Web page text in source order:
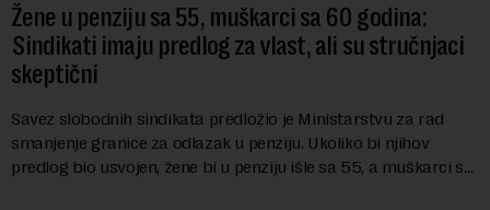
Žene u penziju sa 55, muškarci sa 60 godina:
Sindikati imaju predlog za vlast, ali su stručnjaci
skeptični
Savez slobodnih sindikata predložio je Ministarstvu za rad
smanjenje granice za odlazak u penziju. Ukoliko bi njihov
predlog bio usvojen, žene bi u penziju išle sa 55, a muškarci sa